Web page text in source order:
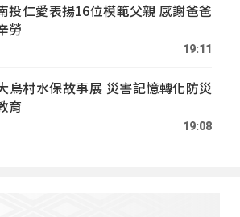
投仁愛表揚16位模範父親 感謝爸爸
勞
19:11
鳥村水保故事展 災害記憶轉化防災
育
19:08